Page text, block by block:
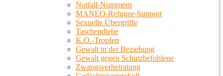
Notfall-Nummern
MANEO-Refugee-Support
Sexuelle Übergriffe
Taschendiebe
K.O.-Tropfen
Gewalt in der Beziehung
Gewalt gegen Schutzbefohlene
Zwangsverheiratung